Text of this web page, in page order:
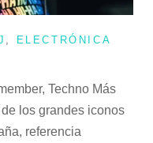
ELECTRÓNICA
Techno Más
los grandes iconos
referencia